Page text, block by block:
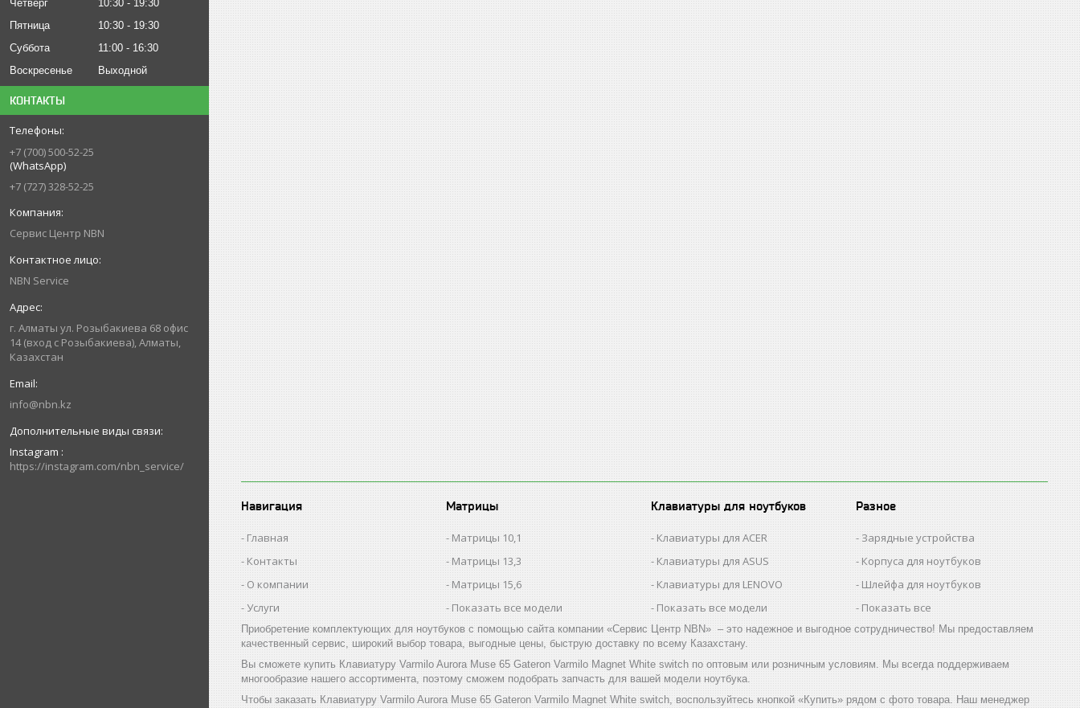
Четверг
10:30
19:30
Пятница
10:30
19:30
Суббота
11:00
16:30
Воскресенье
Выходной
КОНТАКТЫ
+7 (700) 500-52-25
(WhatsApp)
+7 (727) 328-52-25
Сервис Центр NBN
NBN Service
г. Алматы ул. Розыбакиева 68 офис
14 (вход с Розыбакиева), Алматы,
Казахстан
info@nbn.kz
Instagram
https://instagram.com/nbn_service/
Навигация
Главная
Контакты
О компании
Услуги
Матрицы
Матрицы 10,1
Матрицы 13,3
Матрицы 15,6
Показать все модели
Клавиатуры для ноутбуков
Клавиатуры для ACER
Клавиатуры для ASUS
Клавиатуры для LENOVO
Показать все модели
Разное
Зарядные устройства
Корпуса для ноутбуков
Шлейфа для ноутбуков
Показать все
Приобретение комплектующих для ноутбуков с помощью сайта компании «Сервис Центр NBN» – это надежное и выгодное сотрудничество! Мы предоставляем
качественный сервис, широкий выбор товара, выгодные цены, быструю доставку по всему Казахстану.
Вы сможете купить Клавиатуру Varmilo Aurora Muse 65 Gateron Varmilo Magnet White switch по оптовым или розничным условиям. Мы всегда поддерживаем
многообразие нашего ассортимента, поэтому сможем подобрать запчасть для вашей модели ноутбука.
Чтобы заказать Клавиатуру Varmilo Aurora Muse 65 Gateron Varmilo Magnet White switch, воспользуйтесь кнопкой «Купить» рядом с фото товара. Наш менеджер